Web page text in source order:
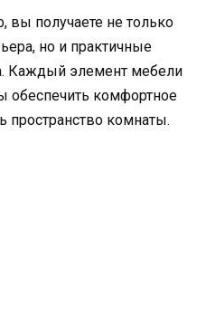
вы получаете не только
но и практичные
Каждый элемент мебели
обеспечить комфортное
пространство комнаты.